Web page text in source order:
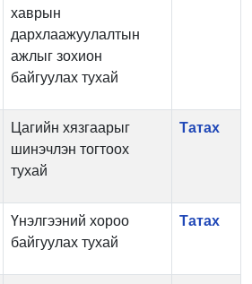
хаврын
дархлаажуулалтын
ажлыг зохион
байгуулах тухай
Цагийн хязгаарыг
шинэчлэн тогтоох
тухай
Татах
Үнэлгээний хороо
байгуулах тухай
Татах